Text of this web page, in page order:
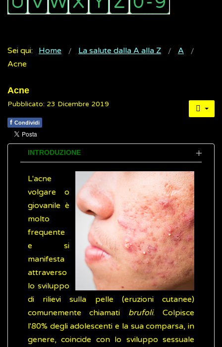
Sei qui: Home La salute dalla A alla Z
A
Acne
Acne
Pubblicato: 23 Dicembre 2019
f Condividi
INTRODUZIONE
L'acne
volgare o
giovanile è
molto
frequente
e si
manifesta
attraverso
lo sviluppo
di rilievi sulla pelle (eruzioni cutanee)
comunemente chiamati brufoli. Colpisce
l'80% degli adolescenti e la sua comparsa, in
genere, coincide con lo sviluppo sessuale